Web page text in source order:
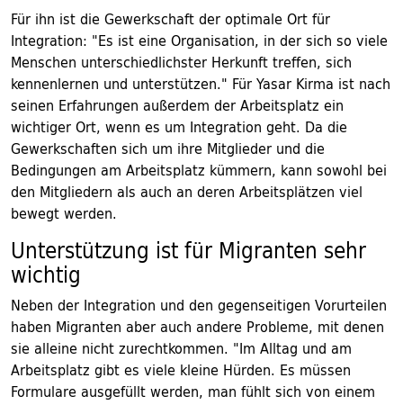
Für ihn ist die Gewerkschaft der optimale Ort für
Integration: "Es ist eine Organisation, in der sich so viele
Menschen unterschiedlichster Herkunft treffen, sich
kennenlernen und unterstützen." Für Yasar Kirma ist nach
seinen Erfahrungen außerdem der Arbeitsplatz ein
wichtiger Ort, wenn es um Integration geht. Da die
Gewerkschaften sich um ihre Mitglieder und die
Bedingungen am Arbeitsplatz kümmern, kann sowohl bei
den Mitgliedern als auch an deren Arbeitsplätzen viel
bewegt werden.
Unterstützung ist für Migranten sehr
wichtig
Neben der Integration und den gegenseitigen Vorurteilen
haben Migranten aber auch andere Probleme, mit denen
sie alleine nicht zurechtkommen. "Im Alltag und am
Arbeitsplatz gibt es viele kleine Hürden. Es müssen
Formulare ausgefüllt werden, man fühlt sich von einem